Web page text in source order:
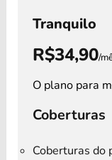
Tranquilo
R$34,90/
O plano para
Coberturas
Coberturas do